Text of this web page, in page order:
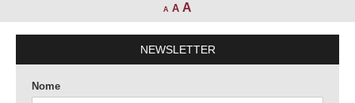
A A A
NEWSLETTER
Nome